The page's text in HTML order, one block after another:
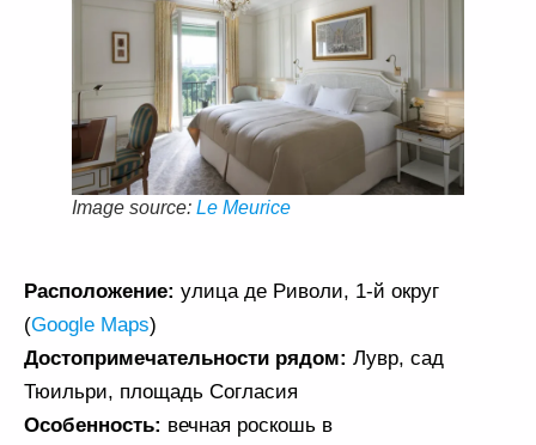
Image source: Le Meurice
Расположение: улица де Риволи, 1-й округ
(Google Maps)
Достопримечательности рядом: Лувр, сад
Тюильри, площадь Согласия
Особенность: вечная роскошь в